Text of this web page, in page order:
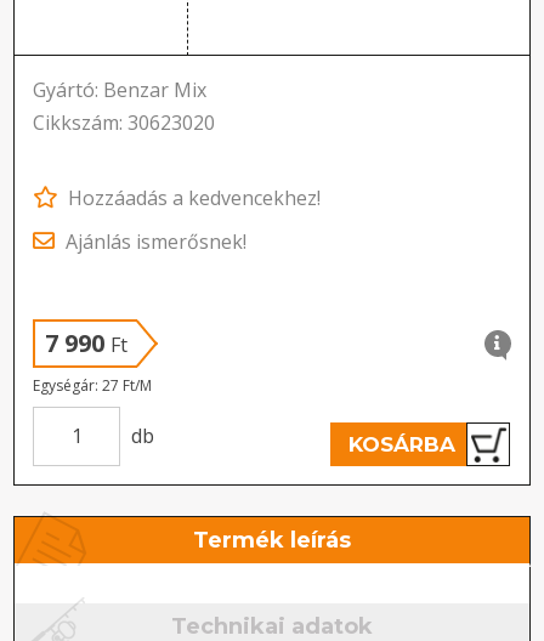
Gyártó: Benzar Mix
Cikkszám: 30623020
Hozzáadás a kedvencekhez!
Ajánlás ismerősnek!
7 990 Ft
Egységár: 27 Ft/M
db KOSÁRBA
Termék leírás
Technikai adatok